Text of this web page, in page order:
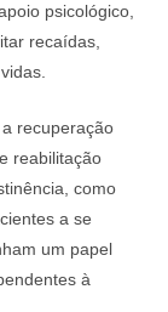
psicológico,
recaídas,
recuperação
reabilitação
como
a se
um papel
à